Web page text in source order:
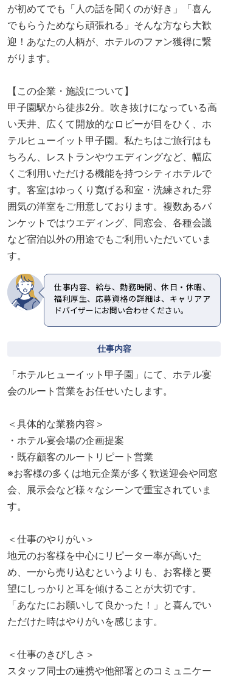
が初めてでも「人の話を聞くのが好き」「喜ん
でもらうためなら頑張れる」そんな方なら大歓
迎！あなたの人柄が、ホテルのファン獲得に繋
がります。
【この企業・施設について】
甲子園駅から徒歩2分。吹き抜けになっている高
い天井、広くて開放的なロビーが目をひく、ホ
テルヒューイット甲子園。私たちはご旅行はも
ちろん、レストランやウエディングなど、幅広
くご利用いただける機能を持つシティホテルで
す。客室はゆっくり寛げる和室・洗練された雰
囲気の洋室をご用意しております。複数あるバ
ンケットではウエディング、同窓会、各種会議
など宿泊以外の用途でもご利用いただいていま
す。
仕事内容、給与、勤務時間、休日・休暇、
福利厚生、応募資格の詳細は、キャリアア
ドバイザーにお問い合わせください。
仕事内容
「ホテルヒューイット甲子園」にて、ホテル宴
会のルート営業をお任せいたします。
＜具体的な業務内容＞
・ホテル宴会場の企画提案
・既存顧客のルートリピート営業
※お客様の多くは地元企業が多く歓送迎会や同窓
会、展示会など様々なシーンで重宝されていま
す。
＜仕事のやりがい＞
地元のお客様を中心にリピーター率が高いた
め、一から売り込むというよりも、お客様と要
望にしっかりと耳を傾けることが大切です。
「あなたにお願いして良かった！」と喜んでい
ただけた時はやりがいを感じます。
＜仕事のきびしさ＞
スタッフ同士の連携や他部署とのコミュニケー